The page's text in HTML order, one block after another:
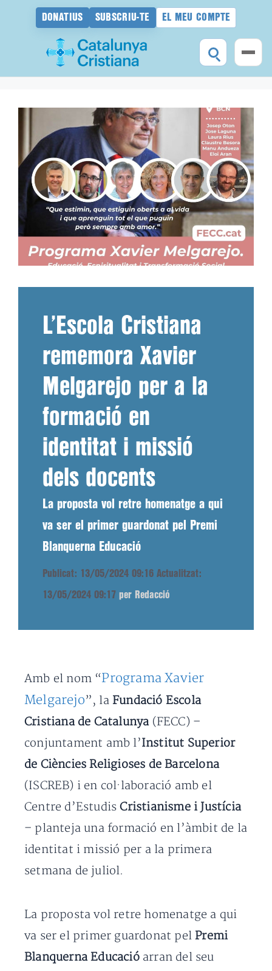
DONATIUS SUBSCRIU-TE EL MEU COMPTE
L’Escola Cristiana
rememora Xavier
Melgarejo per a la
formació en
identitat i missió
dels docents
La proposta vol retre homenatge a qui
va ser el primer guardonat pel Premi
Blanquerna Educació
Publicat: 13/05/2024 09:16 Actualitzat:
13/05/2024 09:17 per Redacció
Amb el nom “Programa Xavier
Melgarejo”, la Fundació Escola
Cristiana de Catalunya(FECC) –
conjuntament amb l’Institut Superior
de Ciències Religioses de Barcelona
(ISCREB) i en col·laboració amb el
Centre d’EstudisCristianisme i Justícia
– planteja una formació en l’àmbit de la
identitat i missió per a la primera
setmana de juliol.
La proposta vol retre homenatge a qui
va ser el primer guardonat pelPremi
Blanquerna Educacióarran del seu